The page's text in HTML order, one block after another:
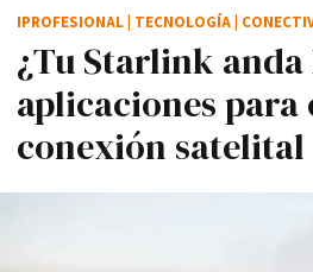
¿Tu Starlink anda
aplicaciones para
conexión satelital
IPROFESIONAL TECNOLOGÍA